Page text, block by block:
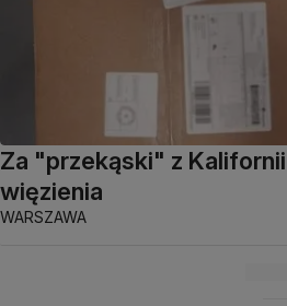
Za "przekąski" z
więzienia
WARSZAWA